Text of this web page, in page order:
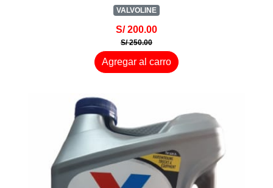
VALVOLINE
S/ 200.00
S/ 250.00
Agregar al carro